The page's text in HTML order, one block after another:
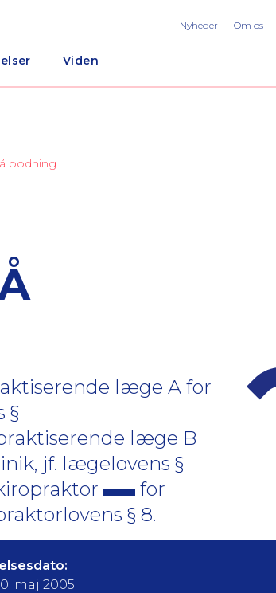
Viden
Nyheder Om os
podning
læge A for
§
læge B
jf. lægelovens §
for
§ 8.
maj 2005